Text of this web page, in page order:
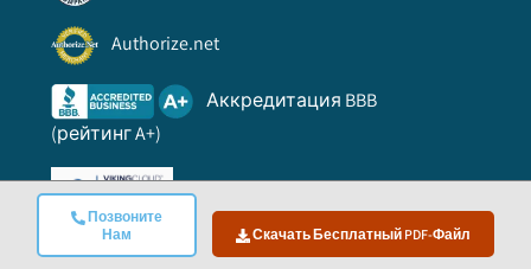
Позвоните
Нам
Скачать Бесплатный PDF-Файл
Authorize.net
Аккредитация BBB
(рейтинг A+)
Доверенный партнер
Viking Cloud